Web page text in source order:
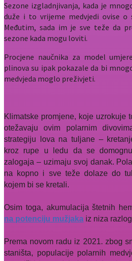
Sezone izgladnjivanja, kada je
duže i to vrijeme medvjedi ovise o
Međutim, sada im je sve teže da
sezone kada mogu loviti.
Procjene naučnika za model
plinova su ipak pokazale da bi
medvjeda moglo preživjeti.
Klimatske promjene, koje uzrokuje
otežavaju ovim polarnim
strategiju lova na tuljane –
kroz rupe u ledu da se
zalogaja – uzimaju svoj danak.
na kopno i sve teže dolaze do
kojem bi se kretali.
Osim toga, akumulacija štetnih
na potenciju mužjaka iz niza
Prema novom radu iz 2021. zbog
staništa, populacije polarnih